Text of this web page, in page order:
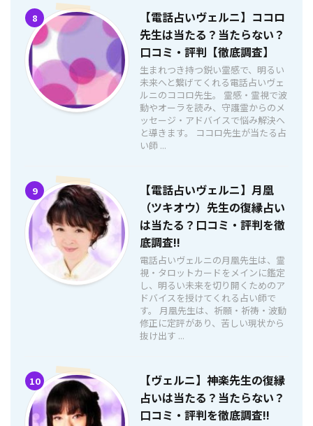
8
【電話占いヴェルニ】ココロ
先生は当たる？当たらない？
口コミ・評判【徹底調査】
生まれつき持つ鋭い霊感で、明るい
未来へと繋げてくれる電話占いヴェ
ルニのココロ先生。 霊感・霊視で波
動やオーラを読み、守護霊からのメ
ッセージ・アドバイスで悩み解決へ
と導きます。 ココロ先生が当たる占
い師 ...
9
【電話占いヴェルニ】月凰
（ツキオウ）先生の復縁占い
は当たる？口コミ・評判を徹
底調査!!
電話占いヴェルニの月凰先生は、霊
視・タロットカードをメインに鑑定
し、明るい未来を切り開くためのア
ドバイスを授けてくれる占い師で
す。 月凰先生は、祈願・祈祷・波動
修正に定評があり、苦しい現状から
抜け出す ...
10
【ヴェルニ】神楽先生の復縁
占いは当たる？当たらない？
口コミ・評判を徹底調査!!